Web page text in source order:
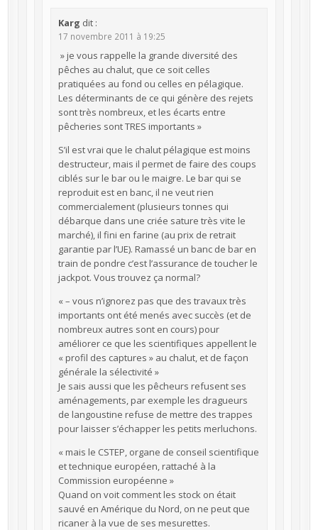
Karg dit :
17 novembre 2011 à 19:25
» je vous rappelle la grande diversité des
pêches au chalut, que ce soit celles
pratiquées au fond ou celles en pélagique.
Les déterminants de ce qui génère des rejets
sont très nombreux, et les écarts entre
pêcheries sont TRES importants »
S’il est vrai que le chalut pélagique est moins
destructeur, mais il permet de faire des coups
ciblés sur le bar ou le maigre. Le bar qui se
reproduit est en banc, il ne veut rien
commercialement (plusieurs tonnes qui
débarque dans une criée sature très vite le
marché), il fini en farine (au prix de retrait
garantie par l’UE). Ramassé un banc de bar en
train de pondre c’est l’assurance de toucher le
jackpot. Vous trouvez ça normal?
« – vous n’ignorez pas que des travaux très
importants ont été menés avec succès (et de
nombreux autres sont en cours) pour
améliorer ce que les scientifiques appellent le
« profil des captures » au chalut, et de façon
générale la sélectivité »
Je sais aussi que les pêcheurs refusent ses
aménagements, par exemple les dragueurs
de langoustine refuse de mettre des trappes
pour laisser s’échapper les petits merluchons.
« mais le CSTEP, organe de conseil scientifique
et technique européen, rattaché à la
Commission européenne »
Quand on voit comment les stock on était
sauvé en Amérique du Nord, on ne peut que
ricaner à la vue de ses mesurettes.